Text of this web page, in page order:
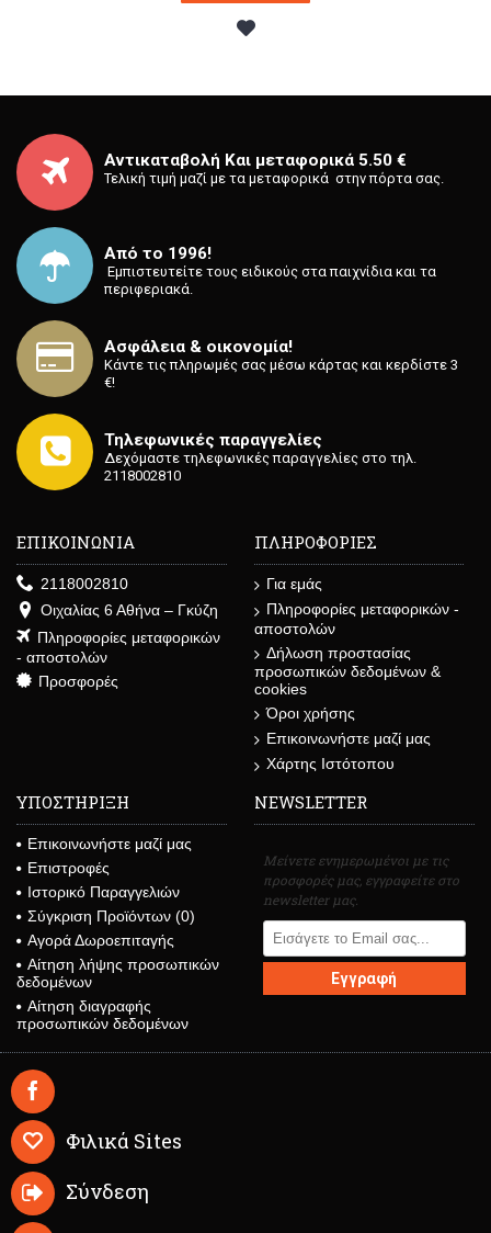
Αντικαταβολή Και μεταφορικά 5.50 €
Τελική τιμή μαζί με τα μεταφορικά στην πόρτα σας.
Από το 1996!
⁡ Εμπιστευτείτε τους ειδικούς στα παιχνίδια και τα
περιφεριακά.
Ασφάλεια & οικονομία!
Κάντε τις πληρωμές σας μέσω κάρτας και κερδίστε 3
€!
Τηλεφωνικές παραγγελίες
Δεχόμαστε τηλεφωνικές παραγγελίες στο τηλ.
2118002810
ΕΠΙΚΟΙΝΩΝΙΑ
2118002810
Οιχαλίας 6 Αθήνα – Γκύζη
Πληροφορίες μεταφορικών
- αποστολών
Προσφορές
ΠΛΗΡΟΦΟΡΙΕΣ
Για εμάς
Πληροφορίες μεταφορικών -
αποστολών
Δήλωση προστασίας
προσωπικών δεδομένων &
cookies
Όροι χρήσης
Επικοινωνήστε μαζί μας
Χάρτης Ιστότοπου
ΥΠΟΣΤΗΡΙΞΗ
Επικοινωνήστε μαζί μας
Επιστροφές
Ιστορικό Παραγγελιών
Σύγκριση Προϊόντων (0)
Αγορά Δωροεπιταγής
Αίτηση λήψης προσωπικών
δεδομένων
Αίτηση διαγραφής
προσωπικών δεδομένων
NEWSLETTER
Μείνετε ενημερωμένοι με τις
προσφορές μας, εγγραφείτε στο
newsletter μας.
Εγγραφή
Φιλικά Sites
Σύνδεση